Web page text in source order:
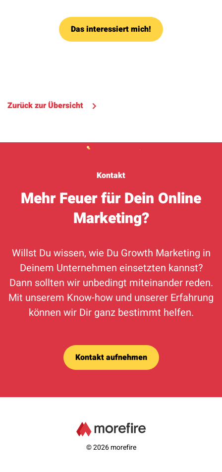
Das interessiert mich!
Zurück zur Übersicht
Kontakt
Mehr Feuer für Dein Online
Marketing?
Willst Du wissen, wie Du Growth Marketing in
Deinem Unternehmen einsetzten kannst?
Dann sollten wir unbedingt miteinander reden.
Mit unserem Know-how und unserer Erfahrung
können wir Dir ganz bestimmt helfen.
Kontakt aufnehmen
© 2026 morefire